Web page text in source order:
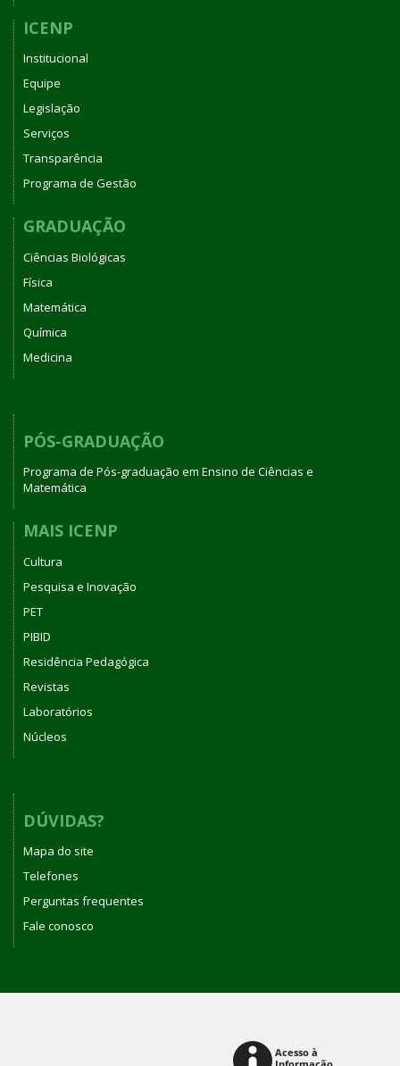
ICENP
Institucional
Equipe
Legislação
Serviços
Transparência
Programa de Gestão
GRADUAÇÃO
Ciências Biológicas
Física
Matemática
Química
Medicina
PÓS-GRADUAÇÃO
Programa de Pós-graduação em Ensino de Ciências e
Matemática
MAIS ICENP
Cultura
Pesquisa e Inovação
PET
PIBID
Residência Pedagógica
Revistas
Laboratórios
Núcleos
DÚVIDAS?
Mapa do site
Telefones
Perguntas frequentes
Fale conosco